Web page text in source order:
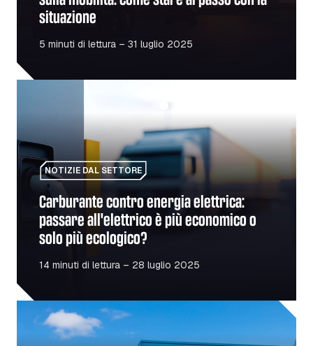
situazione
5 minuti di lettura – 31 luglio 2025
NOTIZIE DAL SETTORE
Carburante contro energia elettrica:
passare all'elettrico è più economico o
solo più ecologico?
14 minuti di lettura – 28 luglio 2025
Riapertura del confine tra Polonia e Ucraina: cosa